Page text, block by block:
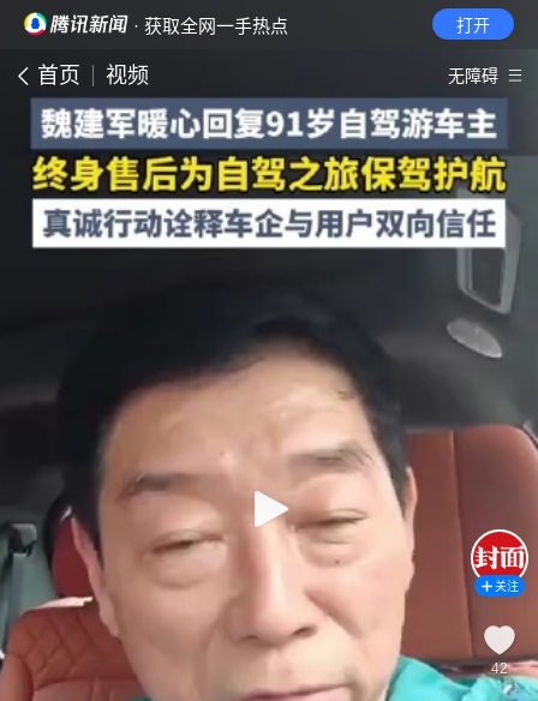
· 获取全网一手热点 打开
首页 视频 无障碍
关注
42